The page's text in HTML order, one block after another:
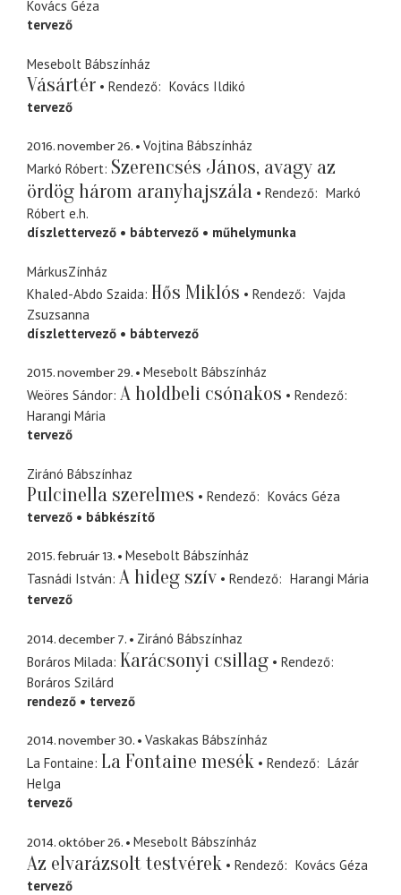
Kovács Géza
tervező
Mesebolt Bábszínház
Vásártér Rendező
Kovács Ildikó
tervező
2016. november 26.
Vojtina Bábszínház
Markó Róbert Szerencsés János, avagy az
ördög három aranyhajszála
Rendező
Markó
Róbert e.h.
díszlettervező
bábtervező műhelymunka
MárkusZínház
Khaled-Abdo Szaida Hős Miklós Rendező
Vajda
Zsuzsanna
díszlettervező
bábtervező
2015. november 29.
Mesebolt Bábszínház
Weöres Sándor A holdbeli csónakos
Rendező
Harangi Mária
tervező
Ziránó Bábszínhaz
Pulcinella szerelmes Rendező
Kovács Géza
tervező
bábkészítő
2015. február 13.
Mesebolt Bábszínház
Tasnádi István A hideg szív Rendező
Harangi Mária
tervező
2014. december 7.
Ziránó Bábszínhaz
Boráros Milada Karácsonyi csillag
Rendező
Boráros Szilárd
rendező
tervező
2014. november 30.
Vaskakas Bábszínház
La Fontaine La Fontaine mesék Rendező
Lázár
Helga
tervező
2014. október 26. Mesebolt Bábszínház
Az elvarázsolt testvérek Rendező
Kovács Géza
tervező